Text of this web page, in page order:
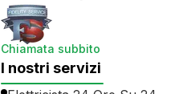
Chiamata subbito
I nostri servizi